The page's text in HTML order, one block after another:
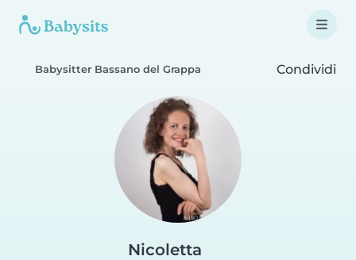
Babysitter Bassano del Grappa Condividi
Nicoletta